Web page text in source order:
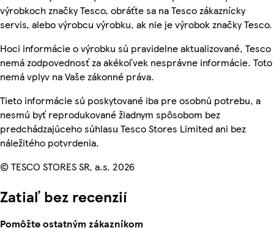
výrobkoch značky Tesco, obráťte sa na Tesco zákaznícky
servis, alebo výrobcu výrobku, ak nie je výrobok značky Tesco.
Hoci informácie o výrobku sú pravidelne aktualizované, Tesco
nemá zodpovednosť za akékoľvek nesprávne informácie. Toto
nemá vplyv na Vaše zákonné práva.
Tieto informácie sú poskytované iba pre osobnú potrebu, a
nesmú byť reprodukované žiadnym spôsobom bez
predchádzajúceho súhlasu Tesco Stores Limited ani bez
náležitého potvrdenia.
© TESCO STORES SR, a.s. 2026
Zatiaľ bez recenzií
Pomôžte ostatným zákazníkom